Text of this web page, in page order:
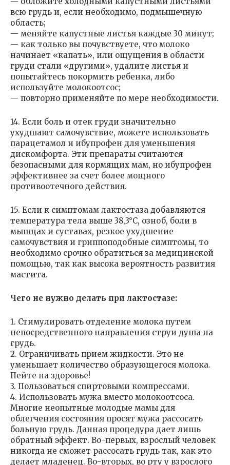
всю грудь и, если необходимо, подмышечную
область;
— меняйте капустные листья каждые 30 минут;
— как только вы почувствуете, что молоко
начинает «капать», или ощущения в области
груди стали «другими», удалите листья и
попытайтесь покормить ребенка, либо
используйте молокоотсос;
— повторно применяйте по мере необходимости.
14. Если боль и отек груди значительно
ухудшают самочувствие, можете использовать
парацетамол и ибупрофен для уменьшения
дискомфорта. Эти препараты считаются
безопасными для кормящих мам, но ибупрофен
эффективнее за счет более мощного
противоотечного действия.
15. Если к симптомам лактостаза добавляются
температура тела выше 38,3°С, озноб, боли в
мышцах и суставах, резкое ухудшение
самочувствия и гриппоподобные симптомы, то
необходимо срочно обратиться за медицинской
помощью, так как высока вероятность развития
мастита.
Чего не нужно делать при лактостазе:
1. Стимулировать отделение молока путем
непосредственного направления струи душа на
грудь.
2. Ограничивать прием жидкости. Это не
уменьшает количество образующегося молока.
Пейте на здоровье!
3. Пользоваться спиртовыми компрессами.
4. Использовать мужа вместо молокоотсоса.
Многие неопытные молодые мамы для
облегчения состояния просят мужа рассосать
больную грудь. Данная процедура дает лишь
обратный эффект. Во-первых, взрослый человек
никогда не сможет рассосать грудь так, как это
делает младенец. Во-вторых, во рту у взрослого